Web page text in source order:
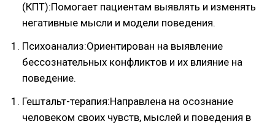
(КПТ):Помогает пациентам выявлять и изменять
негативные мысли и модели поведения.
Психоанализ:Ориентирован на выявление
бессознательных конфликтов и их влияние на
поведение.
Гештальт-терапия:Направлена на осознание
человеком своих чувств, мыслей и поведения в